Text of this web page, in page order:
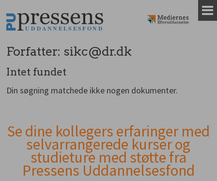
til
indhold
Forfatter: sikc@dr.dk
Intet fundet
Din søgning matchede ikke nogen dokumenter.
Andet
indhold
Se dine kollegers erfaringer med
selvarrangerede kurser og
studieture med støtte fra
Pressens Uddannelsesfond